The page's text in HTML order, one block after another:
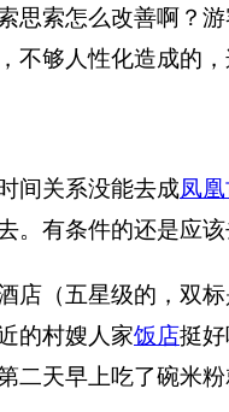
思索怎么改善啊？
不够人性化造成的，
间关系没能去成凤
。有条件的还是应该
店（五星级的，双
的村嫂人家饭店挺
二天早上吃了碗米粉